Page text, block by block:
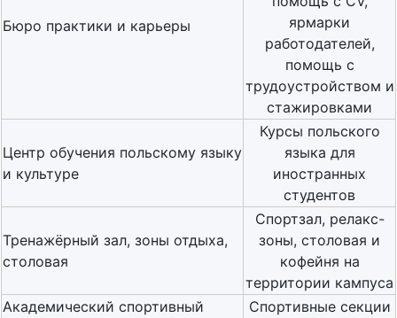
Бюро практики и карьеры
ярмарки
работодателей,
помощь с
трудоустройством и
стажировками
Центр обучения польскому языку
и культуре
Курсы польского
языка для
иностранных
студентов
Тренажёрный зал, зоны отдыха,
столовая
Спортзал, релакс-
зоны, столовая и
кофейня на
территории кампуса
Академический спортивный
Спортивные секции